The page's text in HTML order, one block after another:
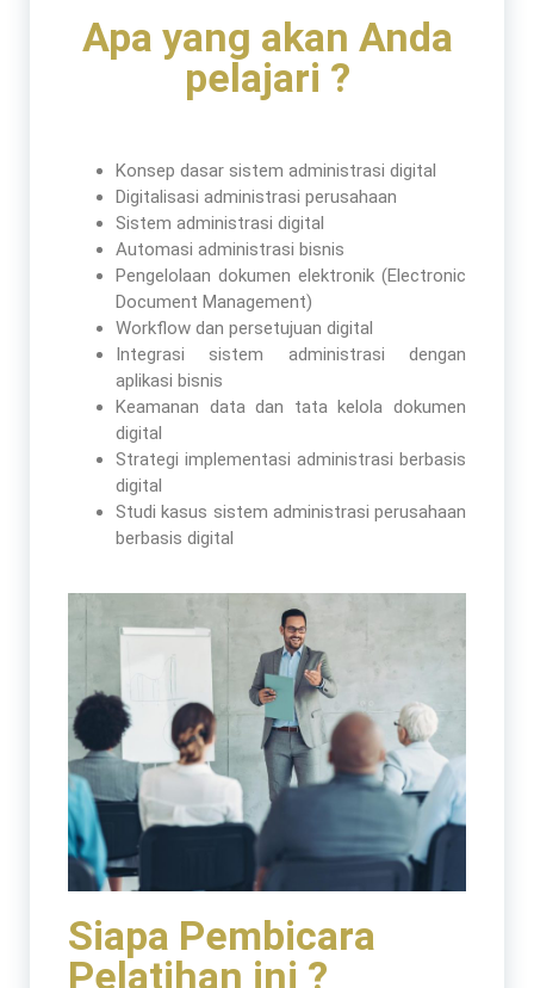
Apa yang akan Anda
pelajari ?
Konsep dasar sistem administrasi digital
Digitalisasi administrasi perusahaan
Sistem administrasi digital
Automasi administrasi bisnis
Pengelolaan dokumen elektronik (Electronic
Document Management)
Workflow dan persetujuan digital
Integrasi sistem administrasi dengan
aplikasi bisnis
Keamanan data dan tata kelola dokumen
digital
Strategi implementasi administrasi berbasis
digital
Studi kasus sistem administrasi perusahaan
berbasis digital
Siapa Pembicara
Pelatihan ini ?